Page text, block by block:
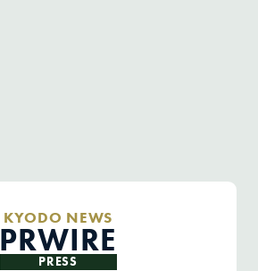
KYODO NEWS
PRWIRE
PRESS